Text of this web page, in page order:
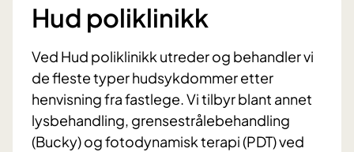
Hud poliklinikk
Ved Hud poliklinikk utreder og behandler vi
de fleste typer hudsykdommer etter
henvisning fra fastlege. Vi tilbyr blant annet
lysbehandling, grensestrålebehandling
(Bucky) og fotodynamisk terapi (PDT) ved